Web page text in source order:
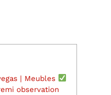
| Meubles
observation